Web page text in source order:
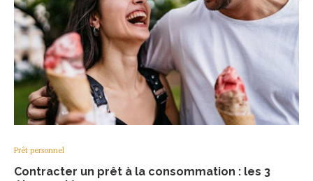
Prêt personnel
Contracter un prêt à la consommation : les 3